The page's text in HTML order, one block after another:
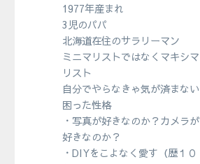
1977年産まれ
3児のパパ
北海道在住のサラリーマン
ミニマリストではなくマキシマ
リスト
自分でやらなきゃ気が済まない
困った性格
・写真が好きなのか？カメラが
好きなのか？
・DIYをこよなく愛す（歴１０